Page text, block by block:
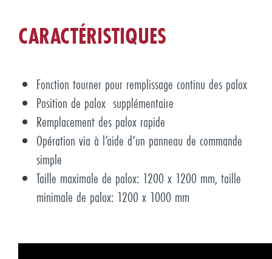
CARACTÉRISTIQUES
Fonction tourner pour remplissage continu des palox
Position de palox supplémentaire
Remplacement des palox rapide
Opération via à l’aide d’un panneau de commande
simple
Taille maximale de palox: 1200 x 1200 mm, taille
minimale de palox: 1200 x 1000 mm